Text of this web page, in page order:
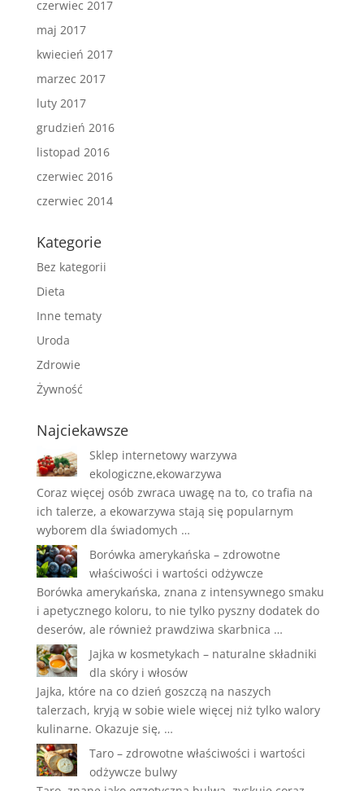
czerwiec 2017
maj 2017
kwiecień 2017
marzec 2017
luty 2017
grudzień 2016
listopad 2016
czerwiec 2016
czerwiec 2014
Kategorie
Bez kategorii
Dieta
Inne tematy
Uroda
Zdrowie
Żywność
Najciekawsze
Sklep internetowy warzywa
ekologiczne,ekowarzywa
Coraz więcej osób zwraca uwagę na to, co trafia na
ich talerze, a ekowarzywa stają się popularnym
wyborem dla świadomych …
Borówka amerykańska – zdrowotne
właściwości i wartości odżywcze
Borówka amerykańska, znana z intensywnego smaku
i apetycznego koloru, to nie tylko pyszny dodatek do
deserów, ale również prawdziwa skarbnica …
Jajka w kosmetykach – naturalne składniki
dla skóry i włosów
Jajka, które na co dzień goszczą na naszych
talerzach, kryją w sobie wiele więcej niż tylko walory
kulinarne. Okazuje się, …
Taro – zdrowotne właściwości i wartości
odżywcze bulwy